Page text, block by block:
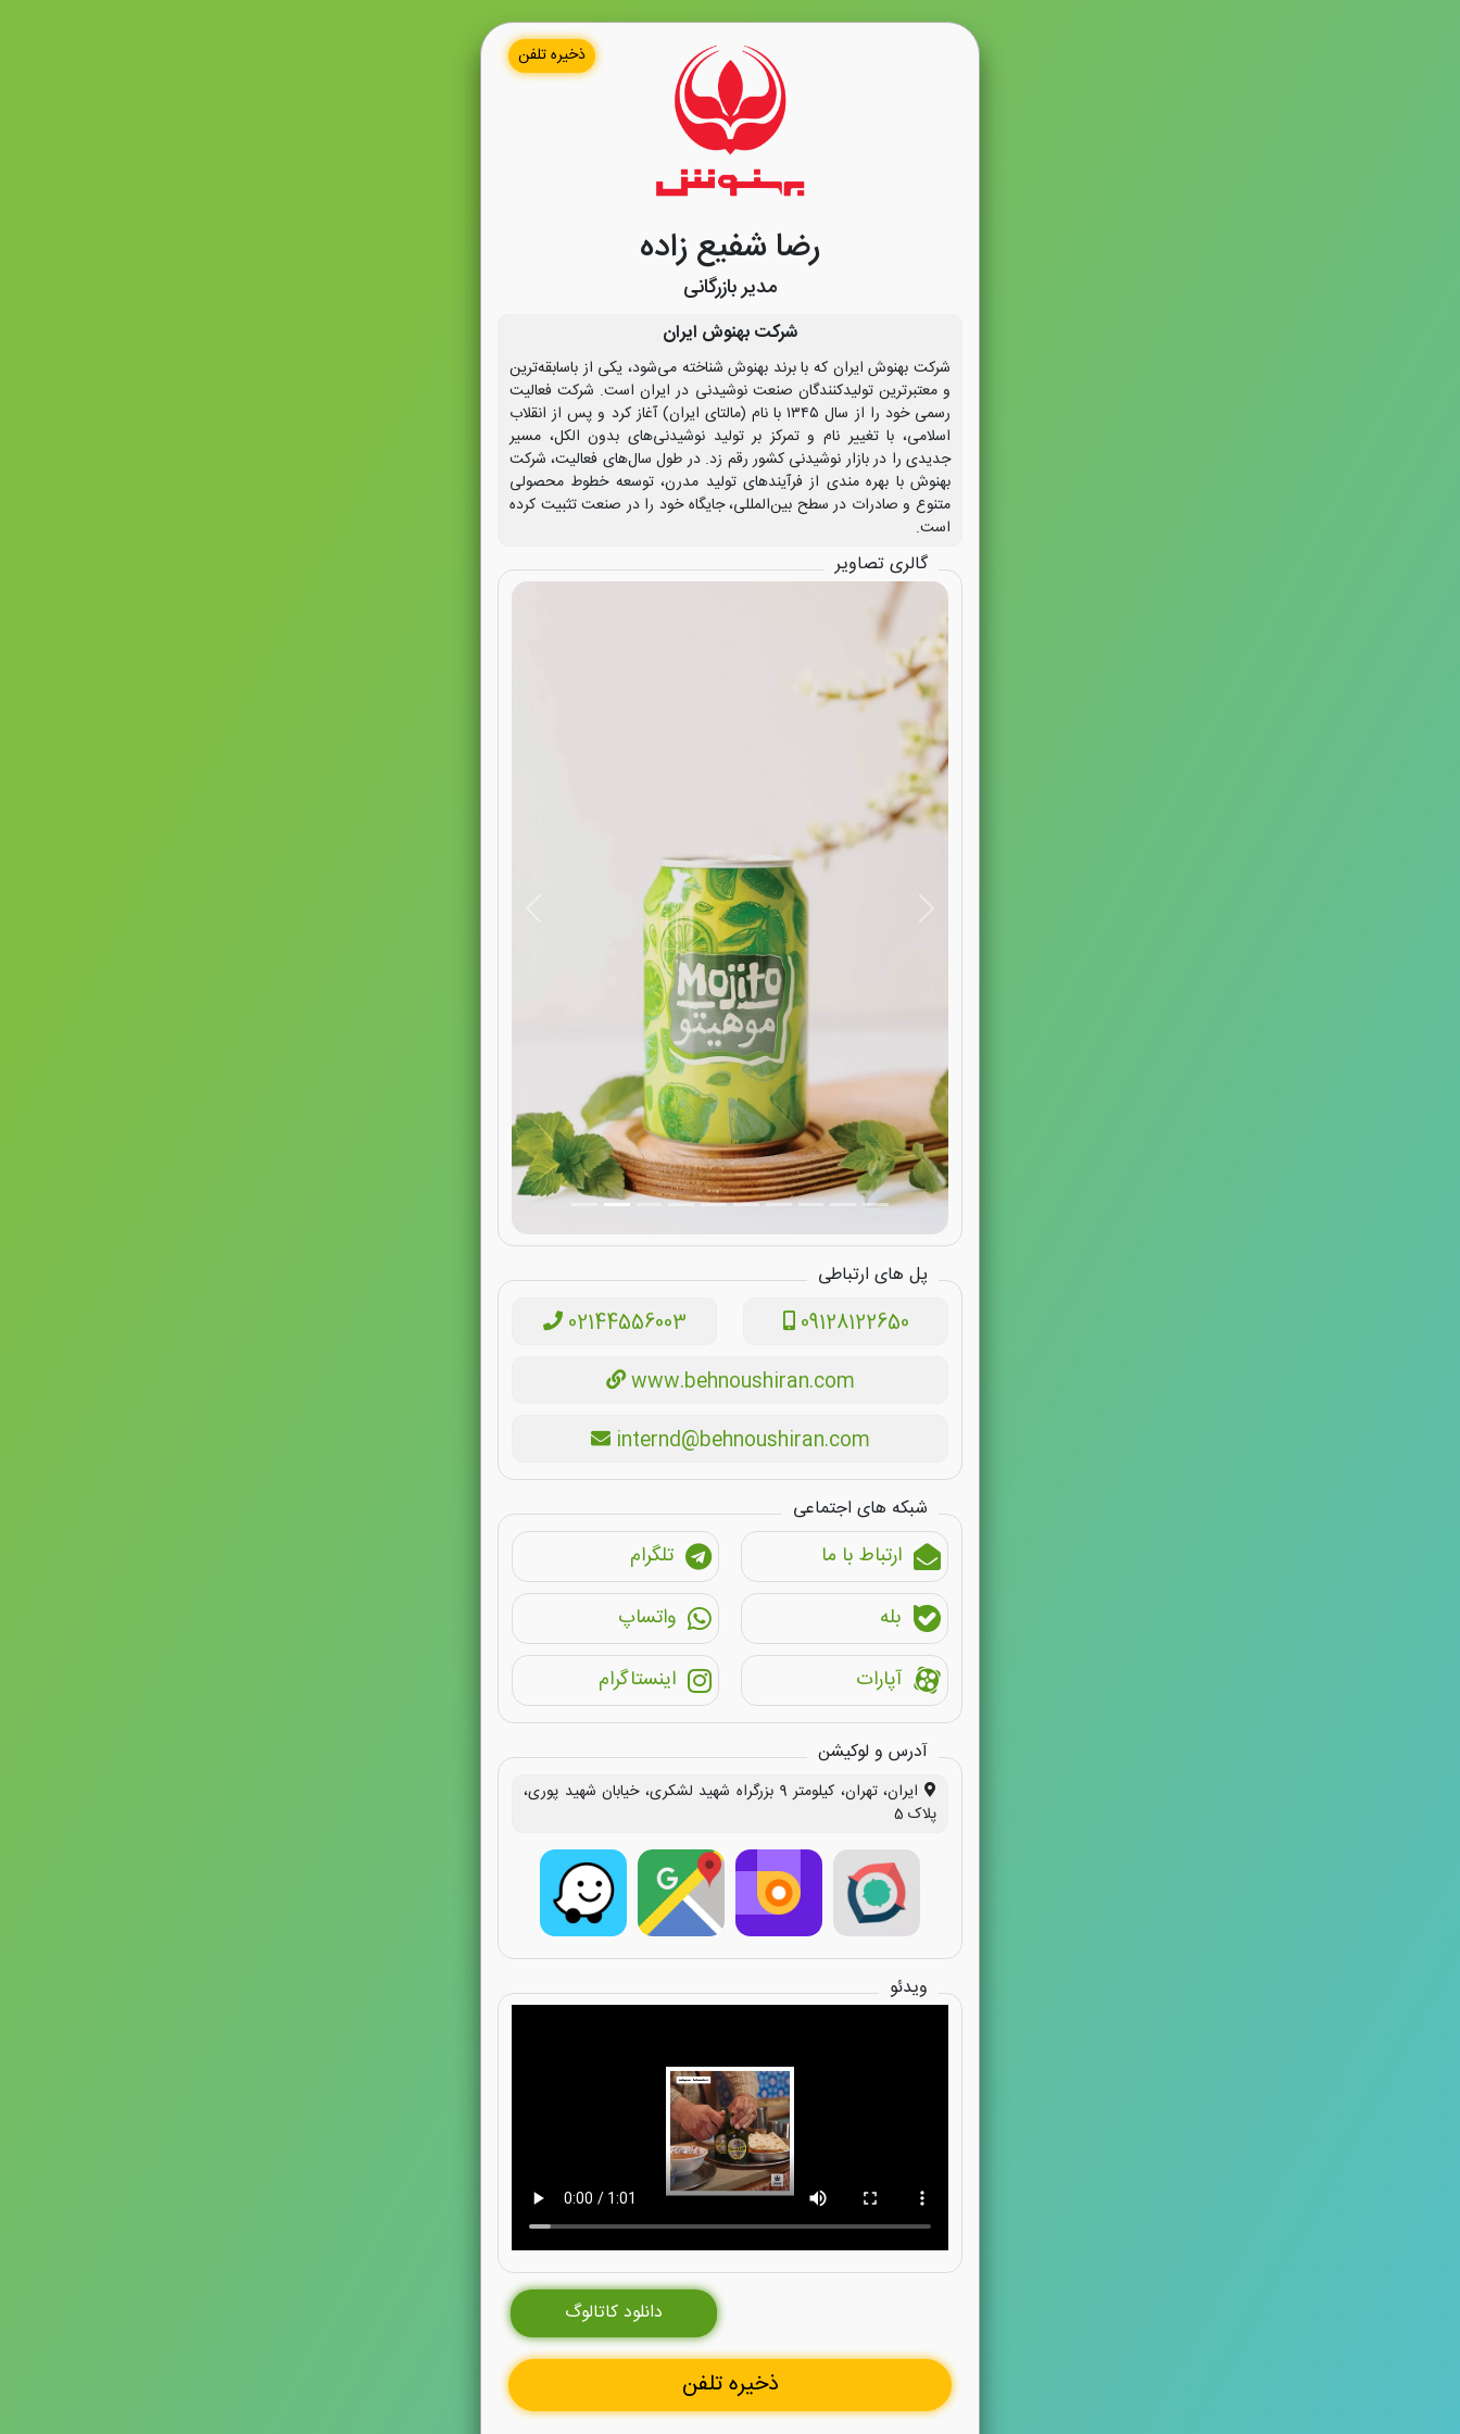
ذخیره تلفن
رضا شفیع زاده
مدیر بازرگانی
شرکت بهنوش ایران
شرکت بهنوش ایران که با برند بهنوش شناخته می‌شود، یکی از باسابقه‌ترین
و معتبرترین تولیدکنندگان صنعت نوشیدنی در ایران است. شرکت فعالیت
رسمی خود را از سال ۱۳۴۵ با نام (مالتای ایران) آغاز کرد و پس از انقلاب
اسلامی، با تغییر نام و تمرکز بر تولید نوشیدنی‌های بدون الکل، مسیر
جدیدی را در بازار نوشیدنی کشور رقم زد. در طول سال‌های فعالیت، شرکت
بهنوش با بهره‌ مندی از فرآیندهای تولید مدرن، توسعه خطوط محصولی
متنوع و صادرات در سطح بین‌المللی، جایگاه خود را در صنعت تثبیت کرده
است.
گالری تصاویر
پل های ارتباطی
02144556003
09128122650
www.behnoushiran.com
internd@behnoushiran.com
شبکه های اجتماعی
تلگرام
واتساپ
اینستاگرام
ارتباط با ما
بله
آپارات
آدرس و لوکیشن
ایران، تهران، کیلومتر 9 بزرگراه شهید لشکری، خیابان شهید پوری،
پلاک 5
ویدئو
دانلود کاتالوگ
ذخیره تلفن